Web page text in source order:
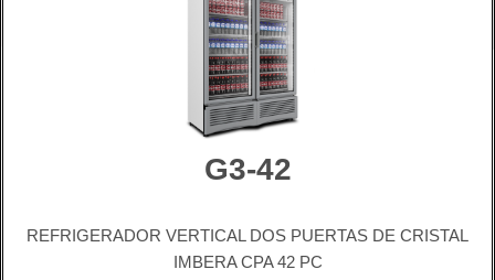
G3-42
REFRIGERADOR VERTICAL DOS PUERTAS DE CRISTAL
IMBERA CPA 42 PC